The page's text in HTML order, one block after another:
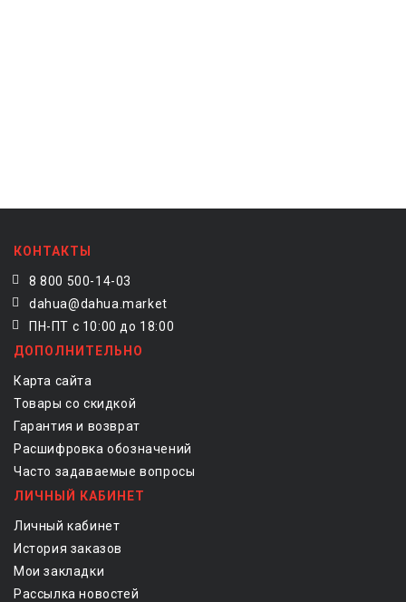
КОНТАКТЫ
8 800 500-14-03
dahua@dahua.market
ПН-ПТ с 10:00 до 18:00
ДОПОЛНИТЕЛЬНО
Карта сайта
Товары со скидкой
Гарантия и возврат
Расшифровка обозначений
Часто задаваемые вопросы
ЛИЧНЫЙ КАБИНЕТ
Личный кабинет
История заказов
Мои закладки
Рассылка новостей